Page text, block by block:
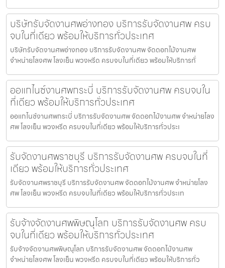
บริษัทรับจัดงานศพอ่างทอง บริการรับจัดงานศพ ครบ
จบในที่เดียว พร้อมให้บริการทั่วประเทศ
บริษัทรับจัดงานศพอ่างทอง บริการรับจัดงานศพ จัดดอกไม้งานศพ
จำหน่ายโลงศพ โลงเย็น พวงหรีด ครบจบในที่เดียว พร้อมให้บริการทั่
ออแกไนซ์งานศพกระบี่ บริการรับจัดงานศพ ครบจบใน
ที่เดียว พร้อมให้บริการทั่วประเทศ
ออแกไนซ์งานศพกระบี่ บริการรับจัดงานศพ จัดดอกไม้งานศพ จำหน่ายโลง
ศพ โลงเย็น พวงหรีด ครบจบในที่เดียว พร้อมให้บริการทั่วประเ
รับจัดงานศพราชบุรี บริการรับจัดงานศพ ครบจบในที่
เดียว พร้อมให้บริการทั่วประเทศ
รับจัดงานศพราชบุรี บริการรับจัดงานศพ จัดดอกไม้งานศพ จำหน่ายโลง
ศพ โลงเย็น พวงหรีด ครบจบในที่เดียว พร้อมให้บริการทั่วประเท
รับจ้างจัดงานศพพิษณุโลก บริการรับจัดงานศพ ครบ
จบในที่เดียว พร้อมให้บริการทั่วประเทศ
รับจ้างจัดงานศพพิษณุโลก บริการรับจัดงานศพ จัดดอกไม้งานศพ
จำหน่ายโลงศพ โลงเย็น พวงหรีด ครบจบในที่เดียว พร้อมให้บริการทั่ว